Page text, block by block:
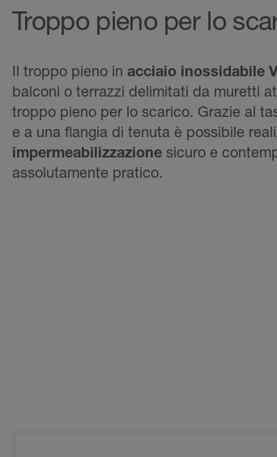
Troppo pieno per lo
Il troppo pieno in acciaio inossidabile
balconi o terrazzi delimitati da muretti
troppo pieno per lo scarico. Grazie al
e a una flangia di tenuta è possibile
impermeabilizzazione sicuro e
assolutamente pratico.